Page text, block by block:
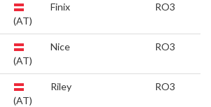
(AT)
Finix RO3
(AT)
Nice RO3
(AT)
Riley RO3